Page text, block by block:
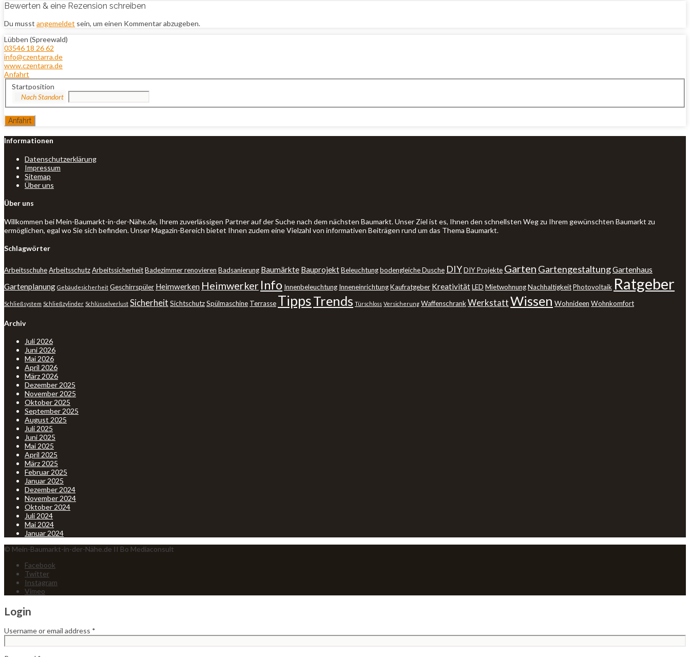
Bewerten & eine Rezension schreiben
Du musst angemeldet sein, um einen Kommentar abzugeben.
Lübben (Spreewald)
03546 18 26 62
info@czentarra.de
www.czentarra.de
Anfahrt
Startposition
Informationen
Datenschutzerklärung
Impressum
Sitemap
Über uns
Über uns
Willkommen bei Mein-Baumarkt-in-der-Nähe.de, Ihrem zuverlässigen Partner auf der Suche nach dem nächsten Baumarkt. Unser Ziel ist es, Ihnen den schnellsten Weg zu Ihrem gewünschten Baumarkt zu
ermöglichen, egal wo Sie sich befinden. Unser Magazin-Bereich bietet Ihnen zudem eine Vielzahl von informativen Beiträgen rund um das Thema Baumarkt.
Schlagwörter
ArbeitsschuheArbeitsschutzArbeitssicherheitBadezimmer renovieren Badsanierung Baumärkte BauprojektBeleuchtungbodengleiche Dusche DIYDIY Projekte Garten GartengestaltungGartenhaus
Gartenplanung Gebäudesicherheit Geschirrspüler Heimwerken Heimwerker Info Innenbeleuchtung InneneinrichtungKaufratgeber KreativitätLED MietwohnungNachhaltigkeitPhotovoltaik Ratgeber
Schließsystem Schließzylinder Schlüsselverlust Sicherheit SichtschutzSpülmaschine Terrasse TippsTrends Türschloss Versicherung WaffenschrankWerkstattWissen Wohnideen Wohnkomfort
Archiv
Juli 2026
Juni 2026
Mai 2026
April 2026
März 2026
Dezember 2025
November 2025
Oktober 2025
September 2025
August 2025
Juli 2025
Juni 2025
Mai 2025
April 2025
März 2025
Februar 2025
Januar 2025
Dezember 2024
November 2024
Oktober 2024
Juli 2024
Mai 2024
Januar 2024
© Mein-Baumarkt-in-der-Nähe.de II Bo Mediaconsult
Facebook
Twitter
Instagram
Vimeo
Login
Username or email address *